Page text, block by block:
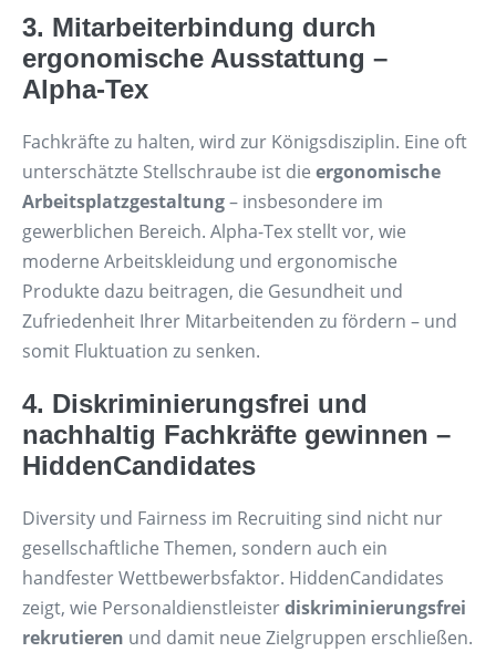
3. Mitarbeiterbindung durch
ergonomische Ausstattung –
Alpha-Tex
Fachkräfte zu halten, wird zur Königsdisziplin. Eine oft
unterschätzte Stellschraube ist die ergonomische
Arbeitsplatzgestaltung– insbesondere im
gewerblichen Bereich. Alpha-Tex stellt vor, wie
moderne Arbeitskleidung und ergonomische
Produkte dazu beitragen, die Gesundheit und
Zufriedenheit Ihrer Mitarbeitenden zu fördern – und
somit Fluktuation zu senken.
4. Diskriminierungsfrei und
nachhaltig Fachkräfte gewinnen –
HiddenCandidates
Diversity und Fairness im Recruiting sind nicht nur
gesellschaftliche Themen, sondern auch ein
handfester Wettbewerbsfaktor. HiddenCandidates
zeigt, wie Personaldienstleisterdiskriminierungsfrei
rekrutieren und damit neue Zielgruppen erschließen.